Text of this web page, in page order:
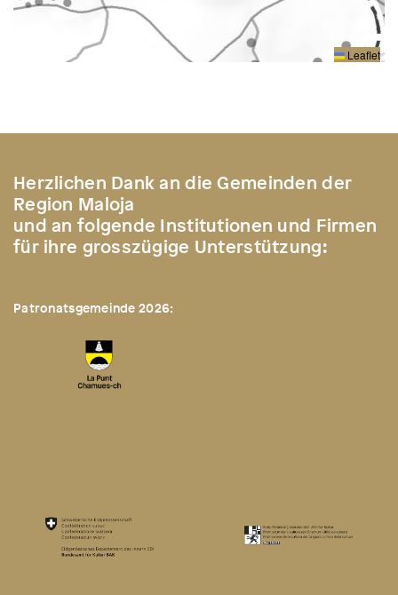
Leaflet
Herzlichen Dank an die Gemeinden der
Region Maloja
und an folgende Institutionen und Firmen
für ihre grosszügige Unterstützung:
Patronatsgemeinde 2026: